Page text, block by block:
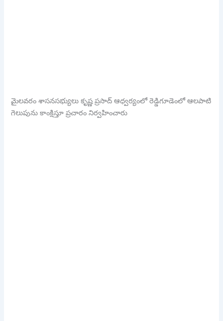
మైలవరం శాసనసభ్యులు కృష్ణ ప్రసాద్ ఆధ్వర్యంలో రెడ్డిగూడెంలో ఆలపాటి
గెలుపును కాంక్షిస్తూ ప్రచారం నిర్వహించారు